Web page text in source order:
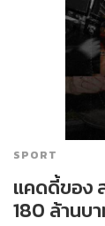
SPORT
แคดดี้ของ
180 ล้านบ